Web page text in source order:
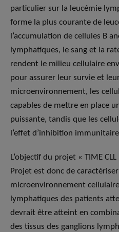
particulier sur la leucémie
forme la plus courante de
l’accumulation de cellules B
lymphatiques, le sang et la
rendent le milieu cellulaire
pour assurer leur survie et
microenvironnement, les
capables de mettre en place
puissante, tandis que les
l’effet d’inhibition
L’objectif du projet « TIME
Projet est donc de
microenvironnement
lymphatiques des patients
devrait être atteint en
des tissus des ganglions